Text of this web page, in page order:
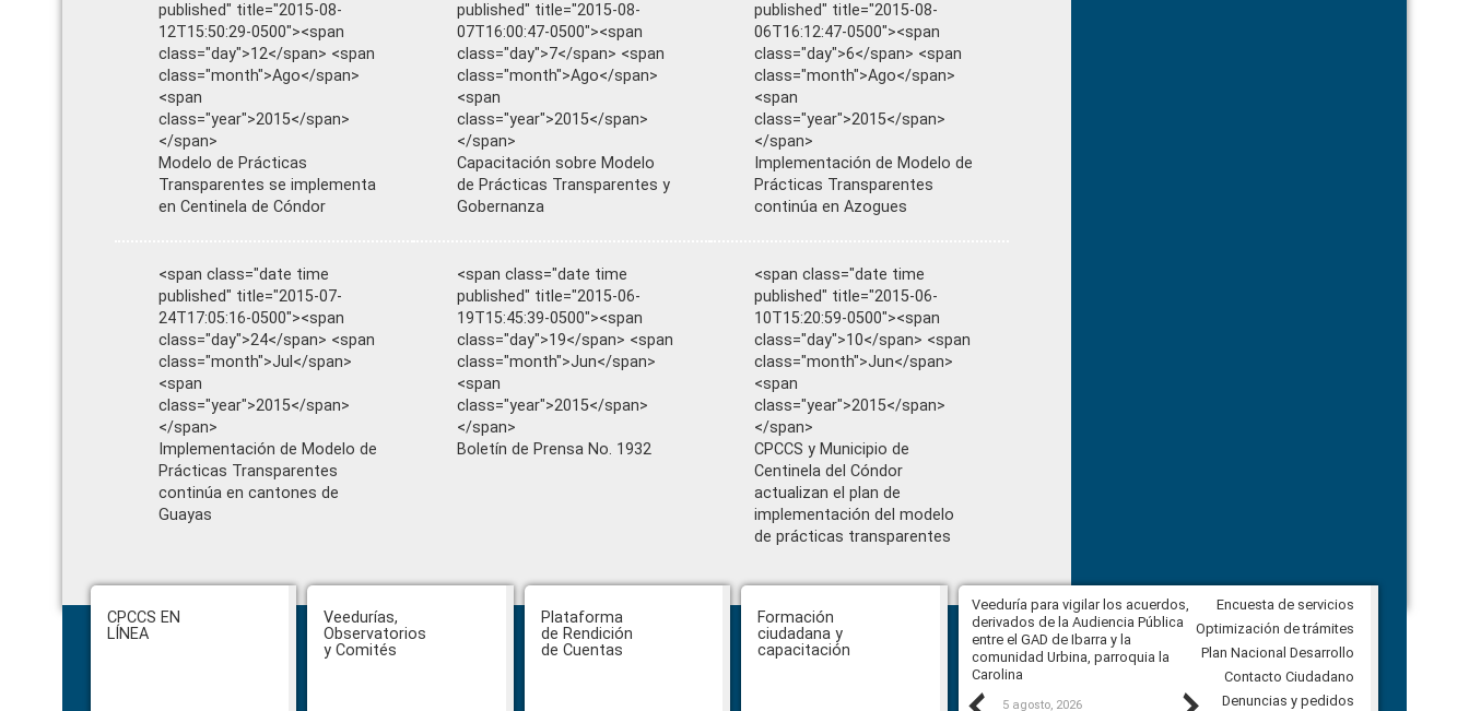
published" title="2015-08-
12T15:50:29-0500"><span
class="day">12</span> <span
class="month">Ago</span>
<span
class="year">2015</span>
</span>
Modelo de Prácticas
Transparentes se implementa
en Centinela de Cóndor
published" title="2015-08-
07T16:00:47-0500"><span
class="day">7</span> <span
class="month">Ago</span>
<span
class="year">2015</span>
</span>
Capacitación sobre Modelo
de Prácticas Transparentes y
Gobernanza
published" title="2015-08-
06T16:12:47-0500"><span
class="day">6</span> <span
class="month">Ago</span>
<span
class="year">2015</span>
</span>
Implementación de Modelo de
Prácticas Transparentes
continúa en Azogues
<span class="date time
published" title="2015-07-
24T17:05:16-0500"><span
class="day">24</span> <span
class="month">Jul</span>
<span
class="year">2015</span>
</span>
Implementación de Modelo de
Prácticas Transparentes
continúa en cantones de
Guayas
<span class="date time
published" title="2015-06-
19T15:45:39-0500"><span
class="day">19</span> <span
class="month">Jun</span>
<span
class="year">2015</span>
</span>
Boletín de Prensa No. 1932
<span class="date time
published" title="2015-06-
10T15:20:59-0500"><span
class="day">10</span> <span
class="month">Jun</span>
<span
class="year">2015</span>
</span>
CPCCS y Municipio de
Centinela del Cóndor
actualizan el plan de
implementación del modelo
de prácticas transparentes
Footer
CPCCS EN
LÍNEA
Veedurías,
Observatorios
y Comités
Plataforma
de Rendición
de Cuentas
Formación
ciudadana y
capacitación
Abiertas impugnaciones a los
delegados de la Función Judicial a
la Comisión Ciudadana de
Selección para la designación de
Veeduría para vigilar los acuerdos,
derivados de la Audiencia Pública
entre el GAD de Ibarra y la
comunidad Urbina, parroquia la
Carolina
5 agosto, 2026
CPCCS convoca a Veeduría
Ciudadana para vigilar el concurso
5 agosto, 2026
Encuesta de servicios
Optimización de trámites
Plan Nacional Desarrollo
Contacto Ciudadano
Denuncias y pedidos